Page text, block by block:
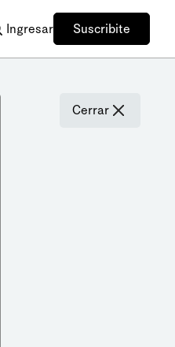
Ingresar Suscribite
Cerrar